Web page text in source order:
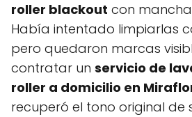
roller blackout con
Había intentado limpiarlas
pero quedaron marcas
contratar un servicio de
roller a domicilio en
recuperó el tono original de